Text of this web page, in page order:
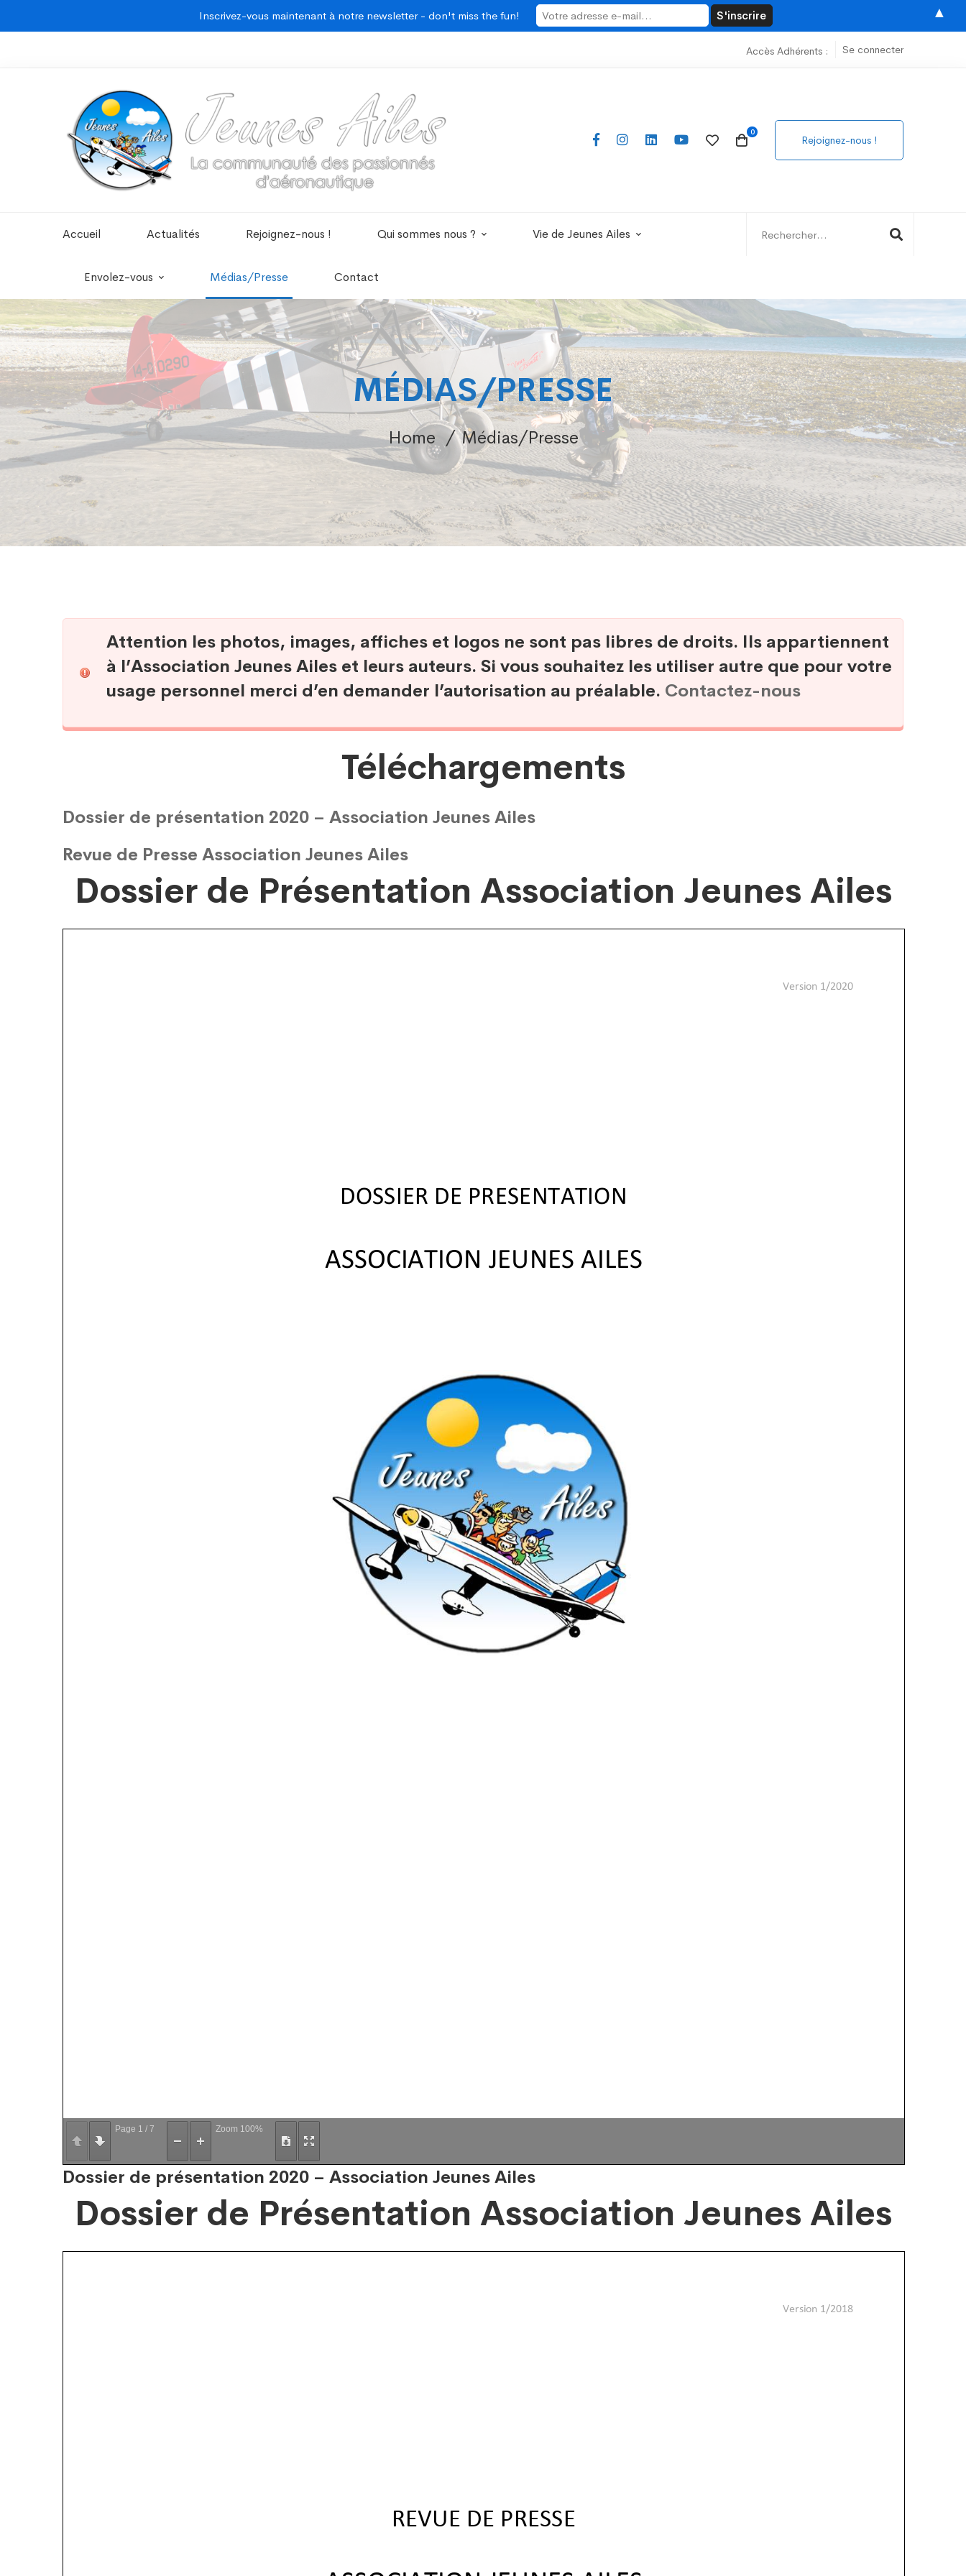
Accès Adhérents : Se connecter
Rejoignez-nous !
Accueil Actualités Rejoignez-nous ! Qui sommes nous ? Vie de Jeunes Ailes
Envolez-vous Médias/Presse Contact
for:
MÉDIAS/PRESSE
Home Médias/Presse
Médias/Presse
Attention les photos, images, affiches et logos ne sont pas libres de droits. Ils appartiennent
à l’Association Jeunes Ailes et leurs auteurs. Si vous souhaitez les utiliser autre que pour votre
usage personnel merci d’en demander l’autorisation au préalable. Contactez-nous
Téléchargements
Dossier de présentation 2020 – Association Jeunes Ailes
Revue de Presse Association Jeunes Ailes
Dossier de Présentation Association Jeunes Ailes
Page 1 / 7 Zoom 100%
Dossier de présentation 2020 – Association Jeunes Ailes
Dossier de Présentation Association Jeunes Ailes
Inscrivez-vous maintenant à notre newsletter - don't miss the fun! ▲